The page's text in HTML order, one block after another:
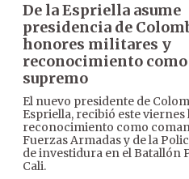
De la Espriella asume
presidencia de
honores militares y
reconocimiento
supremo
El nuevo presidente de
Espriella, recibió este
reconocimiento como
Fuerzas Armadas y de la
de investidura en el Batallón
Cali.